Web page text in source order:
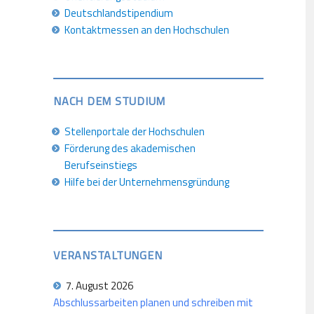
Deutschlandstipendium
Kontaktmessen an den Hochschulen
NACH DEM STUDIUM
Stellenportale der Hochschulen
Förderung des akademischen
Berufseinstiegs
Hilfe bei der Unternehmensgründung
VERANSTALTUNGEN
7. August 2026
Abschlussarbeiten planen und schreiben mit